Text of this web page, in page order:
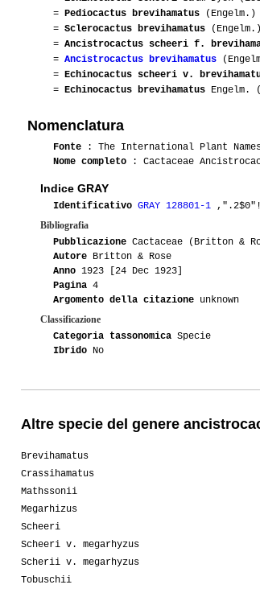
= Pediocactus brevihamatus (Engelm.)
= Sclerocactus brevihamatus
= Ancistrocactus scheeri f.
= Ancistrocactus brevihamatus
= Echinocactus scheeri v.
= Echinocactus brevihamatus Engelm.
Nomenclatura
Fonte : The International Plant
Nome completo : Cactaceae
Indice GRAY
Identificativo GRAY 128801-1
Bibliografia
Pubblicazione Cactaceae (Britton &
Autore Britton & Rose
Anno 1923 [24 Dec 1923]
Pagina 4
Argomento della citazione unknown
Classificazione
Categoria tassonomica Specie
Ibrido No
Altre specie del genere
Brevihamatus
Crassihamatus
Mathssonii
Megarhizus
Scheeri
Scheeri v. megarhyzus
Scherii v. megarhyzus
Tobuschii